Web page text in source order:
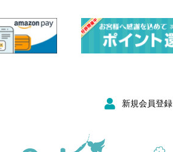
新規会員登録